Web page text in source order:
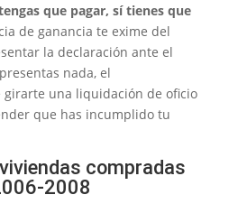
que pagar, sí tienes que
de ganancia te exime del
la declaración ante el
nada, el
una liquidación de oficio
que has incumplido tu
compradas
2008